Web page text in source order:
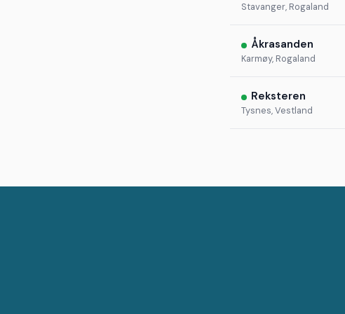
Stavanger, Rogaland
Åkrasanden
Karmøy, Rogaland
Reksteren
Tysnes, Vestland